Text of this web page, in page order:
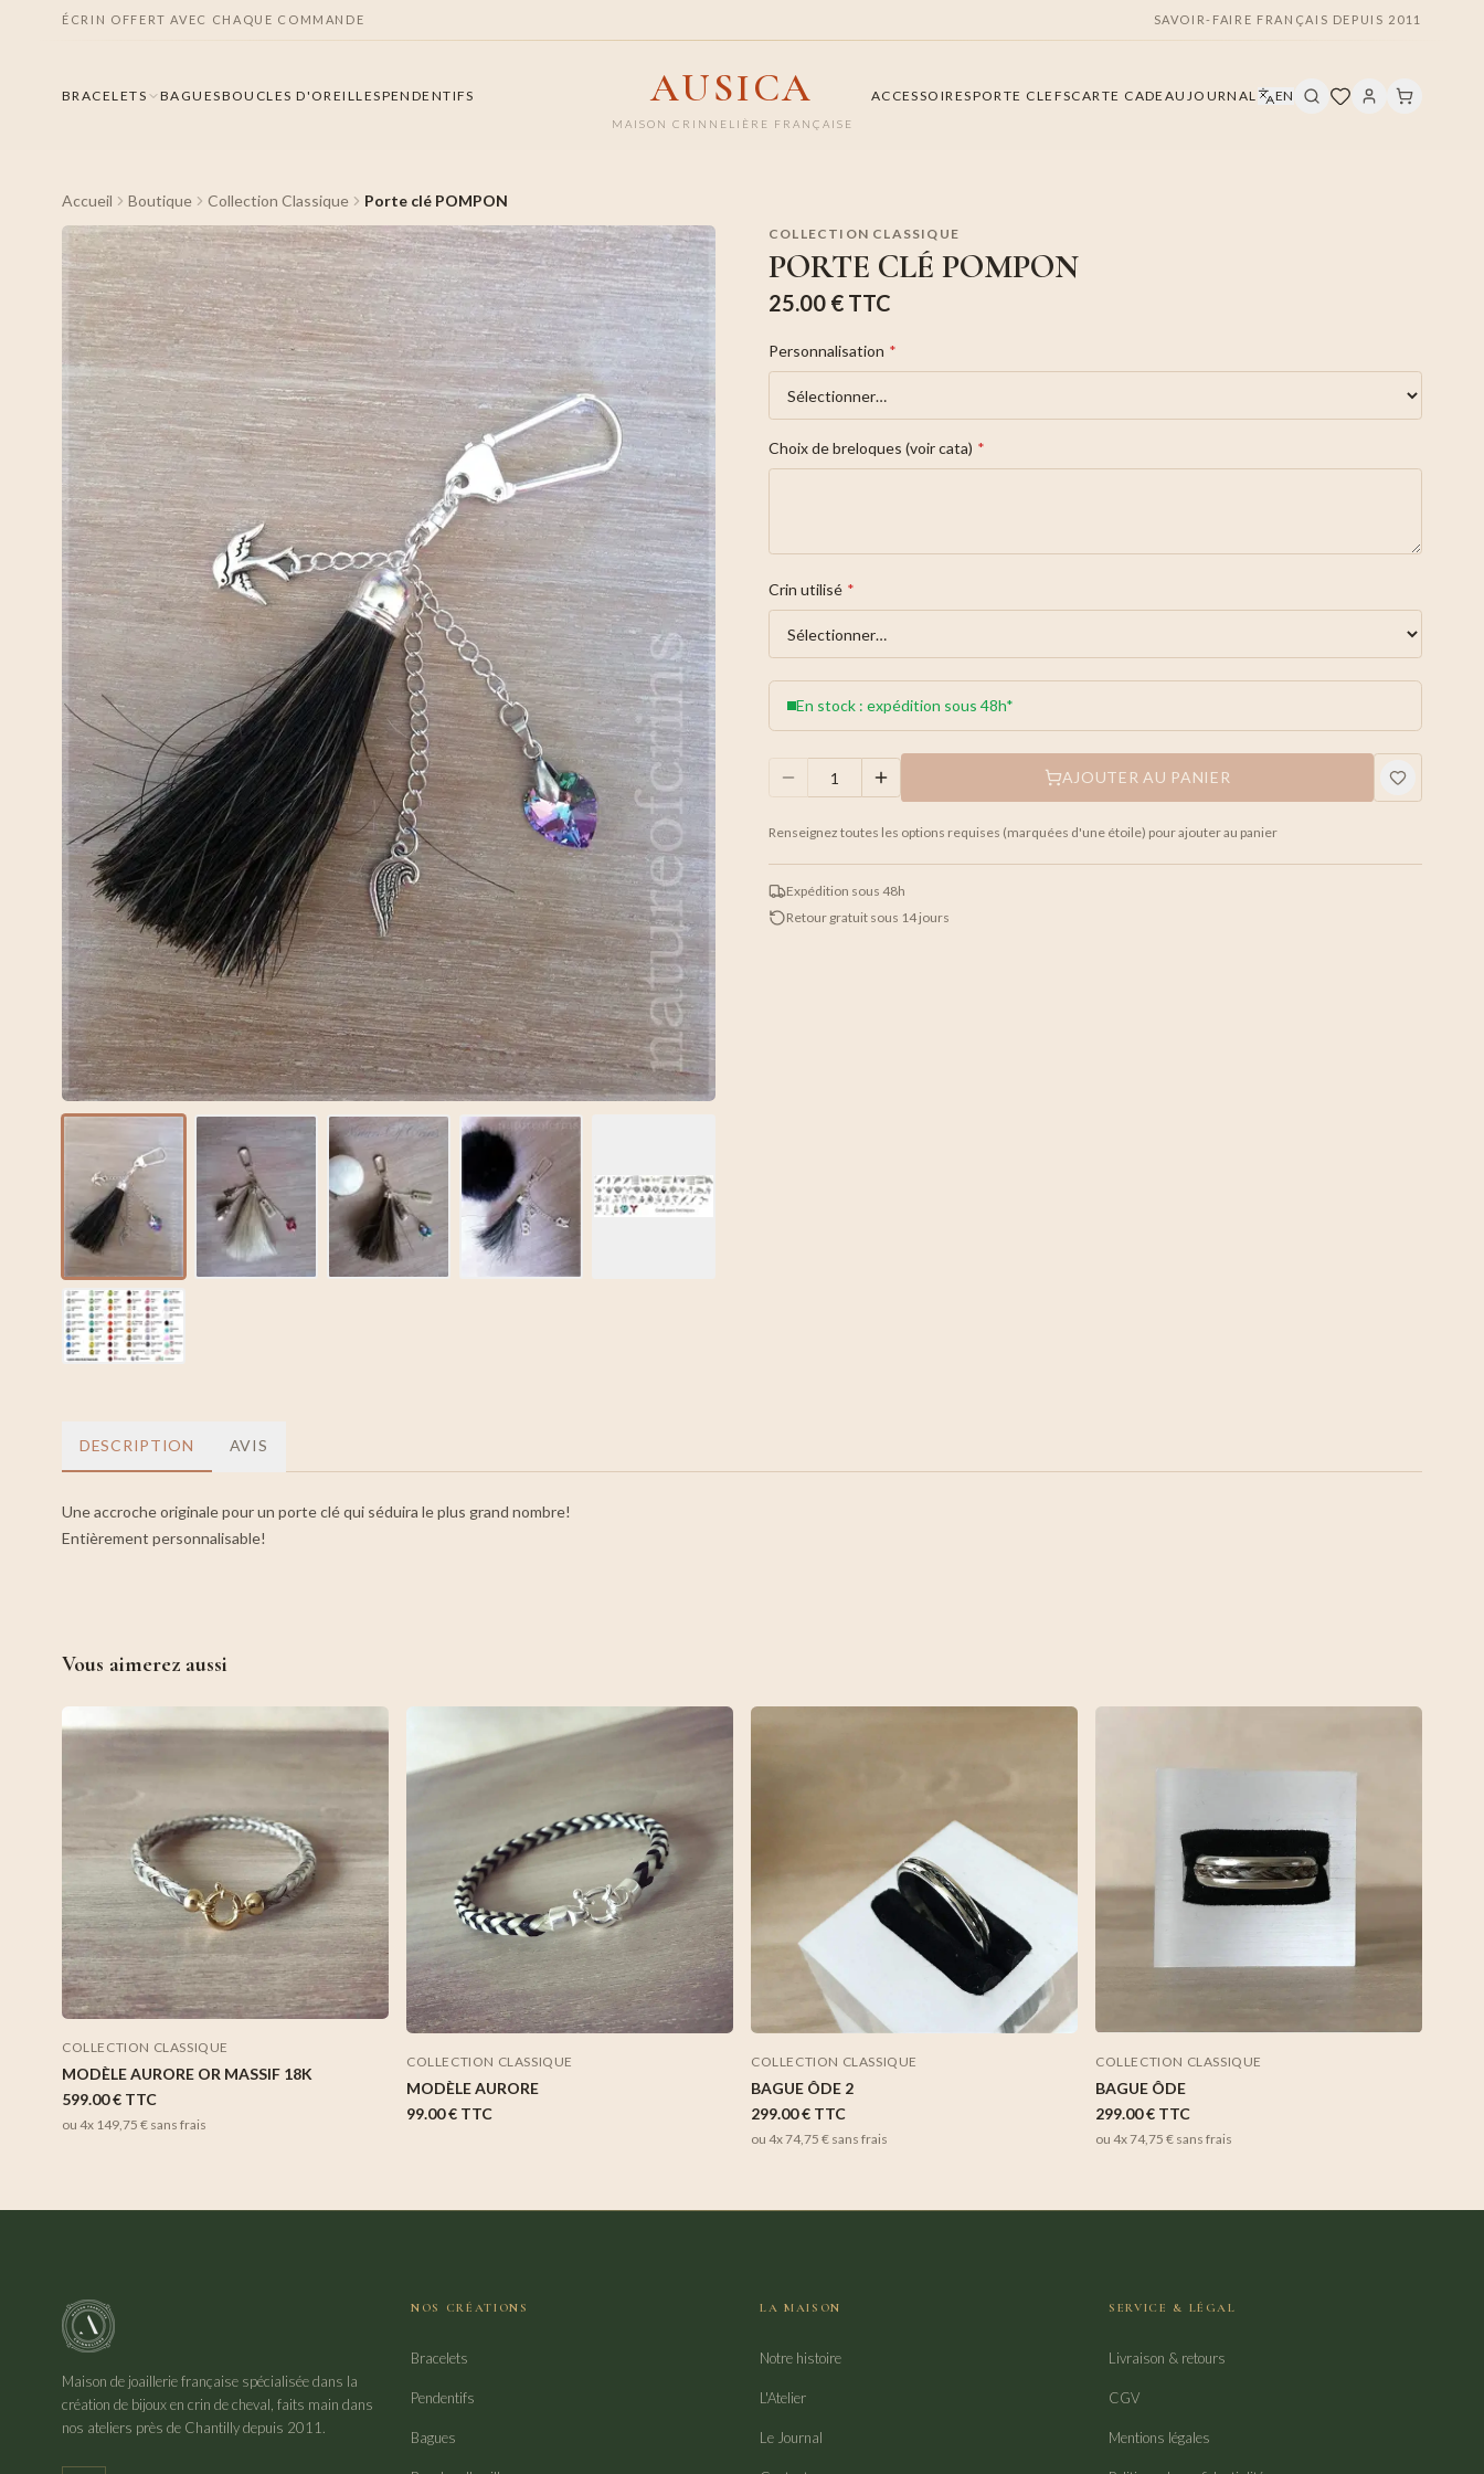
ÉCRIN OFFERT AVEC CHAQUE COMMANDE SAVOIR-FAIRE FRANÇAIS DEPUIS 2011
BRACELETS BAGUESBOUCLES D'OREILLESPENDENTIFS AUSICA
MAISON CRINNELIÈRE FRANÇAISE
ACCESSOIRESPORTE CLEFSCARTE CADEAU JOURNAL EN
Accueil Boutique Collection Classique Porte clé POMPON
COLLECTION CLASSIQUE
PORTE CLÉ POMPON
25.00 € TTC
Personnalisation *
Choix de breloques (voir cata) *
Crin utilisé *
En stock : expédition sous 48h*
AJOUTER AU PANIER
Renseignez toutes les options requises (marquées d'une étoile) pour ajouter au panier
Expédition sous 48h
Retour gratuit sous 14 jours
DESCRIPTION AVIS
Une accroche originale pour un porte clé qui séduira le plus grand nombre!
Entièrement personnalisable!
Vous aimerez aussi
COLLECTION CLASSIQUE
MODÈLE AURORE OR MASSIF 18K
599.00 € TTC
ou 4x 149,75 € sans frais
COLLECTION CLASSIQUE
MODÈLE AURORE
99.00 € TTC
COLLECTION CLASSIQUE
BAGUE ÔDE 2
299.00 € TTC
ou 4x74,75 € sans frais
COLLECTION CLASSIQUE
BAGUE ÔDE
299.00 € TTC
ou 4x74,75 € sans frais
Maison de joaillerie française spécialisée dans la
création de bijoux en crin de cheval, faits main dans
nos ateliers près de Chantilly depuis 2011.
NOS CRÉATIONS
Bracelets
Pendentifs
Bagues
LA MAISON
Notre histoire
L'Atelier
Le Journal
SERVICE & LÉGAL
Livraison & retours
CGV
Mentions légales